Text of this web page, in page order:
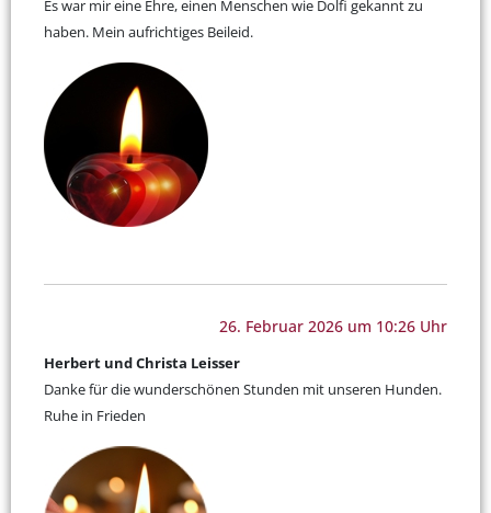
Es war mir eine Ehre, einen Menschen wie Dolfi gekannt zu
haben. Mein aufrichtiges Beileid.
26. Februar 2026 um 10:26 Uhr
Herbert und Christa Leisser
Danke für die wunderschönen Stunden mit unseren Hunden.
Ruhe in Frieden